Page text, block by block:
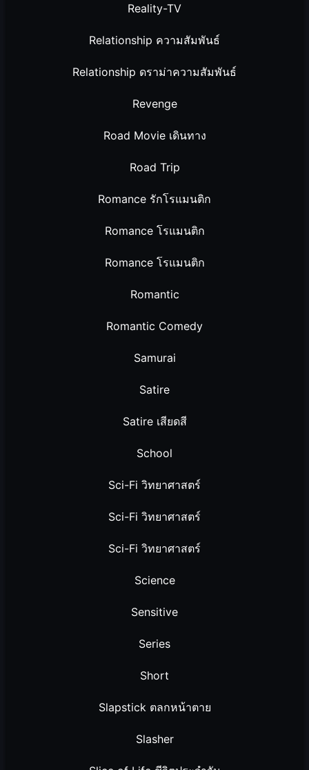
Reality-TV
Relationship ความสัมพันธ์
Relationship ดราม่าความสัมพันธ์
Revenge
Road Movie เดินทาง
Road Trip
Romance รักโรแมนติก
Romance โรแมนติก
Romance โรแมนติก
Romantic
Romantic Comedy
Samurai
Satire
Satire เสียดสี
School
Sci-Fi วิทยาศาสตร์
Sci-Fi วิทยาศาสตร์
Sci-Fi วิทยาศาสตร์
Science
Sensitive
Series
Short
Slapstick ตลกหน้าตาย
Slasher